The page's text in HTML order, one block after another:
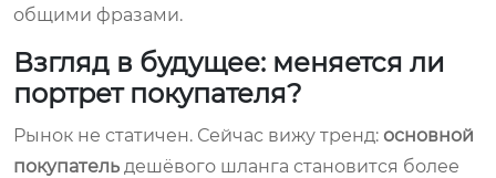
общими фразами.
Взгляд в будущее: меняется ли
портрет покупателя?
Рынок не статичен. Сейчас вижу тренд: основной
покупатель дешёвого шланга становится более